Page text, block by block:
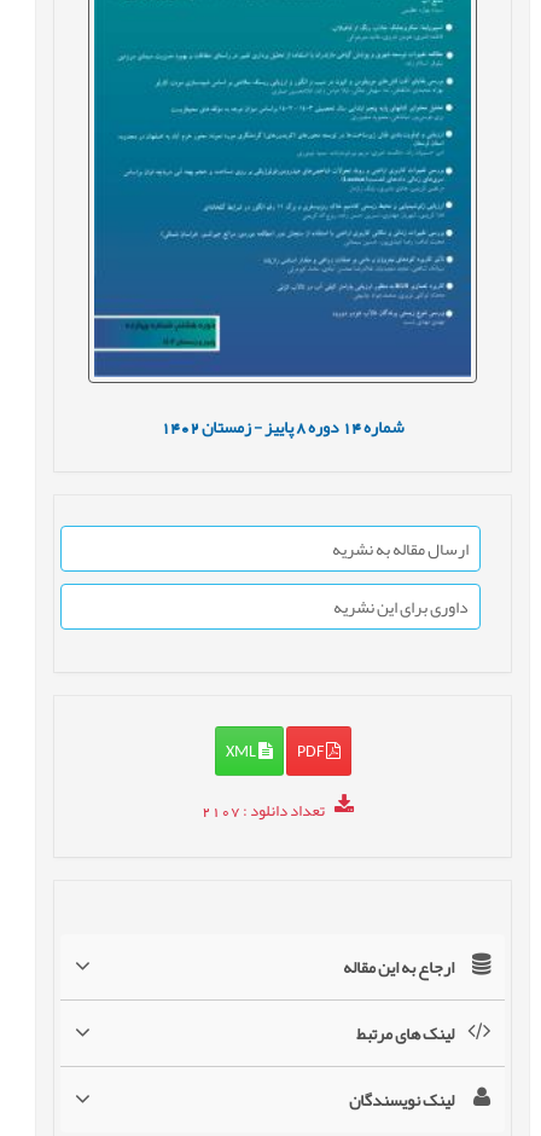
شماره14 دوره8 پاییز - زمستان1402
ارسال مقاله به نشریه
داوری برای این نشریه
PDF
XML
تعداد دانلود: 2107
ارجاع به این مقاله
لینک های مرتبط
لینک نویسندگان